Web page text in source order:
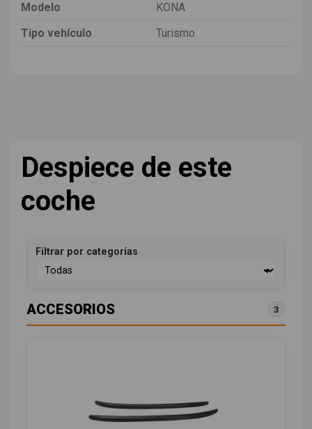
Modelo
KONA
Tipo vehículo
Turismo
Despiece de este
coche
Filtrar por categorías
ACCESORIOS 3